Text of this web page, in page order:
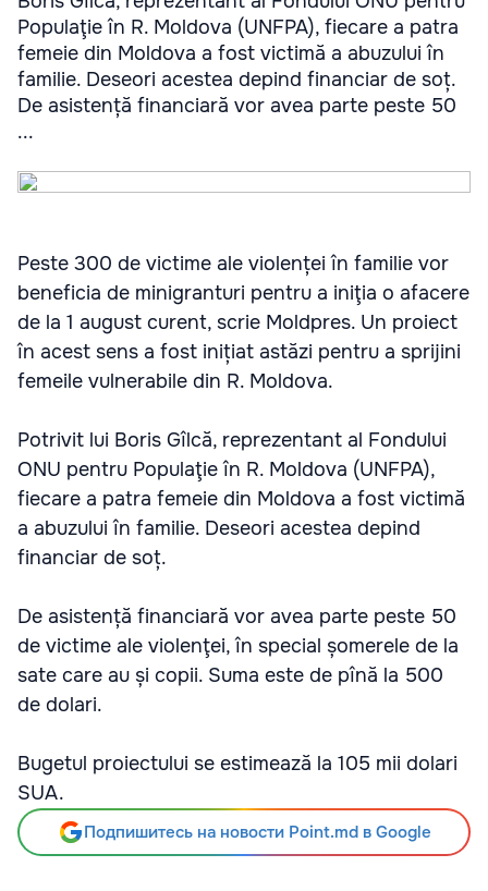
Populaţie în R. Moldova (UNFPA), fiecare a patra
femeie din Moldova a fost victimă a abuzului în
familie. Deseori acestea depind financiar de soț.
De asistență financiară vor avea parte peste 50
...
Peste 300 de victime ale violenței în familie vor
beneficia de minigranturi pentru a iniţia o afacere
de la 1 august curent, scrie Moldpres. Un proiect
în acest sens a fost inițiat astăzi pentru a sprijini
femeile vulnerabile din R. Moldova.
Potrivit lui Boris Gîlcă, reprezentant al Fondului
ONU pentru Populaţie în R. Moldova (UNFPA),
fiecare a patra femeie din Moldova a fost victimă
a abuzului în familie. Deseori acestea depind
financiar de soț.
De asistență financiară vor avea parte peste 50
de victime ale violenţei, în special șomerele de la
sate care au și copii. Suma este de pînă la 500
de dolari.
Bugetul proiectului se estimează la 105 mii dolari
SUA.
Подпишитесь на новости Point.md в Google